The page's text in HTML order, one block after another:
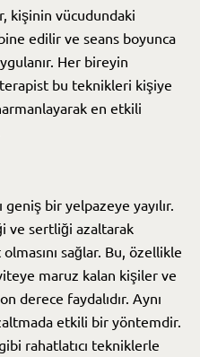
kişinin vücudundaki
edilir ve seans boyunca
Her bireyin
bu teknikleri kişiye
en etkili
bir yelpazeye yayılır.
ve sertliği azaltarak
sağlar. Bu, özellikle
maruz kalan kişiler ve
derece faydalıdır. Aynı
etkili bir yöntemdir.
rahatlatıcı tekniklerle